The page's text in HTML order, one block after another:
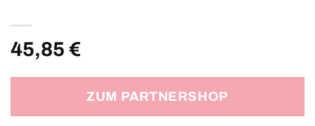
45,85 €
ZUM PARTNERSHOP